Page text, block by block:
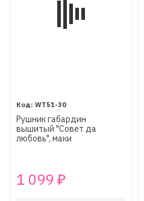
WT51-30
Рушник габардин
вышитый "Совет да
любовь", маки
1 099 ₽